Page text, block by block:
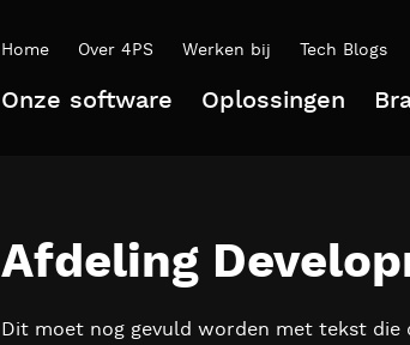
Home Over 4PS Werken bij Tech Blogs
Onze software Oplossingen
Afdeling
Dit moet nog gevuld worden met tekst die